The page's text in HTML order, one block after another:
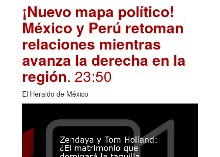
¡Nuevo mapa político!
México y Perú retoman
relaciones mientras
avanza la derecha en la
región. 23:50
El Heraldo de México